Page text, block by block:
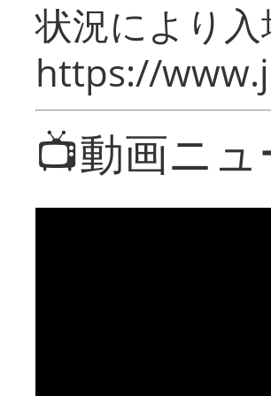
状況により
https://
📺動画ニュ